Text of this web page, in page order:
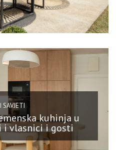
SAVJETI
kuhinja u
i vlasnici i gosti